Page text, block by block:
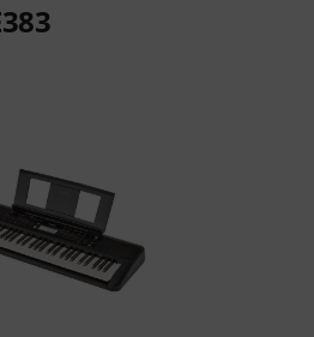
de 123 avaliações de clientes